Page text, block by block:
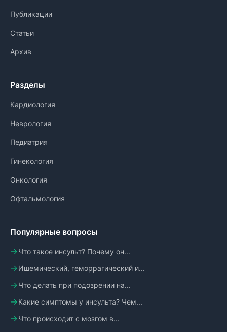
Публикации
Статьи
Архив
Разделы
Кардиология
Неврология
Педиатрия
Гинекология
Онкология
Офтальмология
Популярные вопросы
Что такое инсульт? Почему он...
Ишемический, геморрагический и...
Что делать при подозрении на...
Какие симптомы у инсульта? Чем...
Что происходит с мозгом в...